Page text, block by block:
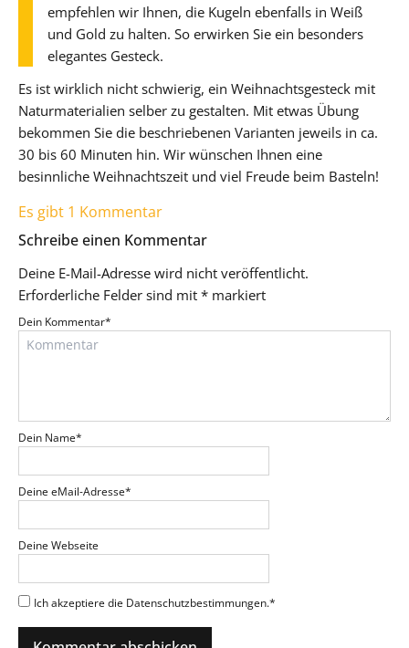
empfehlen wir Ihnen, die Kugeln ebenfalls in Weiß
und Gold zu halten. So erwirken Sie ein besonders
elegantes Gesteck.
Es ist wirklich nicht schwierig, ein Weihnachtsgesteck mit
Naturmaterialien selber zu gestalten. Mit etwas Übung
bekommen Sie die beschriebenen Varianten jeweils in ca.
30 bis 60 Minuten hin. Wir wünschen Ihnen eine
besinnliche Weihnachtszeit und viel Freude beim Basteln!
Es gibt 1 Kommentar
Schreibe einen Kommentar
Deine E-Mail-Adresse wird nicht veröffentlicht.
Erforderliche Felder sind mit * markiert
Dein Kommentar*
Dein Name*
Deine eMail-Adresse*
Deine Webseite
Ich akzeptiere die Datenschutzbestimmungen.*